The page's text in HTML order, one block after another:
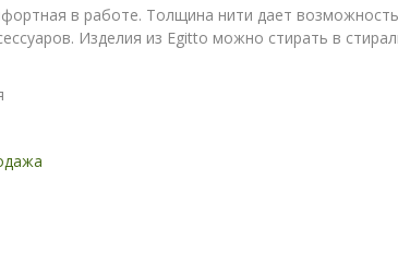
в работе. Толщина нити дает
Изделия из Egitto можно стирать в